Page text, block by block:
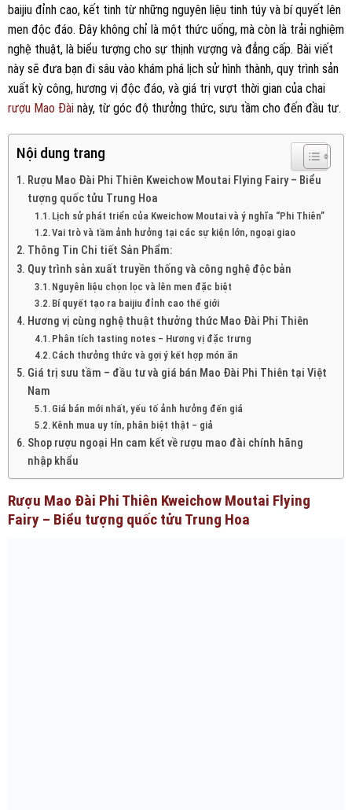
baijiu đỉnh cao, kết tinh từ những nguyên liệu tinh túy và bí quyết lên
men độc đáo. Đây không chỉ là một thức uống, mà còn là trải nghiệm
nghệ thuật, là biểu tượng cho sự thịnh vượng và đẳng cấp. Bài viết
này sẽ đưa bạn đi sâu vào khám phá lịch sử hình thành, quy trình sản
xuất kỳ công, hương vị độc đáo, và giá trị vượt thời gian của chai
rượu Mao Đài này, từ góc độ thưởng thức, sưu tầm cho đến đầu tư.
Nội dung trang
Rượu Mao Đài Phi Thiên Kweichow Moutai Flying Fairy – Biểu
tượng quốc tửu Trung Hoa
Lịch sử phát triển của Kweichow Moutai và ý nghĩa “Phi Thiên”
Vai trò và tầm ảnh hưởng tại các sự kiện lớn, ngoại giao
Thông Tin Chi tiết Sản Phẩm:
Quy trình sản xuất truyền thống và công nghệ độc bản
Nguyên liệu chọn lọc và lên men đặc biệt
Bí quyết tạo ra baijiu đỉnh cao thế giới
Hương vị cùng nghệ thuật thưởng thức Mao Đài Phi Thiên
Phân tích tasting notes – Hương vị đặc trưng
Cách thưởng thức và gợi ý kết hợp món ăn
Giá trị sưu tầm – đầu tư và giá bán Mao Đài Phi Thiên tại Việt
Nam
Giá bán mới nhất, yếu tố ảnh hưởng đến giá
Kênh mua uy tín, phân biệt thật – giả
Shop rượu ngoại Hn cam kết về rượu mao đài chính hãng
nhập khẩu
Rượu Mao Đài Phi Thiên Kweichow Moutai Flying
Fairy – Biểu tượng quốc tửu Trung Hoa